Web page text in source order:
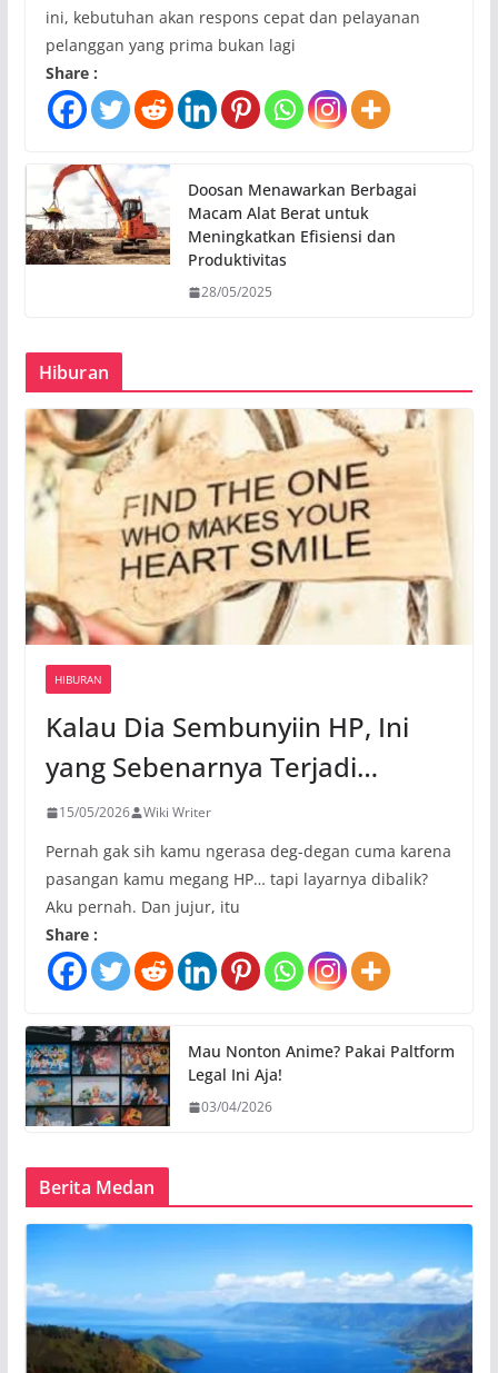
ini, kebutuhan akan respons cepat dan pelayanan
pelanggan yang prima bukan lagi
Share :
Doosan Menawarkan Berbagai
Macam Alat Berat untuk
Meningkatkan Efisiensi dan
Produktivitas
28/05/2025
Hiburan
HIBURAN
Kalau Dia Sembunyiin HP, Ini
yang Sebenarnya Terjadi…
15/05/2026 Wiki Writer
Pernah gak sih kamu ngerasa deg-degan cuma karena
pasangan kamu megang HP… tapi layarnya dibalik?
Aku pernah. Dan jujur, itu
Share :
Mau Nonton Anime? Pakai Paltform
Legal Ini Aja!
03/04/2026
Berita Medan